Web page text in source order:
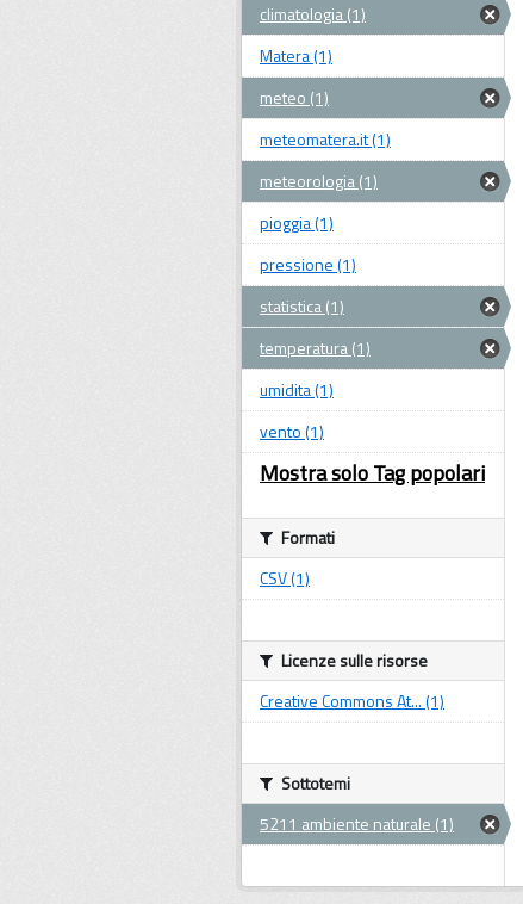
climatologia (1)
Matera (1)
meteo (1)
meteomatera.it (1)
meteorologia (1)
pioggia (1)
pressione (1)
statistica (1)
temperatura (1)
umidita (1)
vento (1)
Mostra solo Tag popolari
Formati
CSV (1)
Licenze sulle risorse
Creative Commons At... (1)
Sottotemi
5211 ambiente naturale (1)